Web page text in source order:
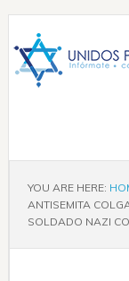
YOU ARE HERE:
ANTISEMITA
SOLDADO NAZI